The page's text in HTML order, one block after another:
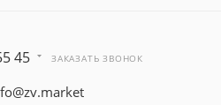
45 ЗАКАЗАТЬ ЗВОНОК